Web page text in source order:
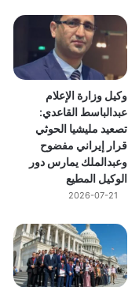
وكيل وزارة الإعلام
عبدالباسط القاعدي:
تصعيد مليشيا الحوثي
قرار إيراني مفضوح
وعبدالملك يمارس دور
الوكيل المطيع
2026-07-21